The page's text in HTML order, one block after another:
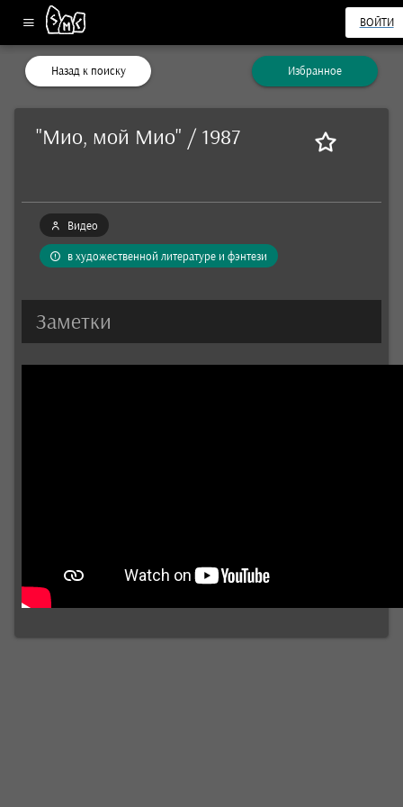
ВОЙТИ
Назад к поиску Избранное
"Мио, мой Мио" / 1987
Видео
в художественной литературе и фэнтези
Заметки